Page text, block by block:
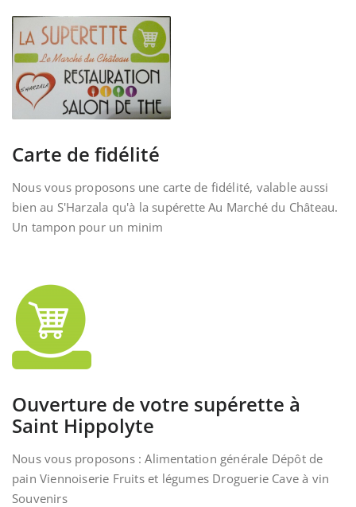
Carte de fidélité
Nous vous proposons une carte de fidélité, valable aussi
bien au S'Harzala qu'à la supérette Au Marché du Château.
Un tampon pour un minim
Ouverture de votre supérette à
Saint Hippolyte
Nous vous proposons : Alimentation générale Dépôt de
pain Viennoiserie Fruits et légumes Droguerie Cave à vin
Souvenirs